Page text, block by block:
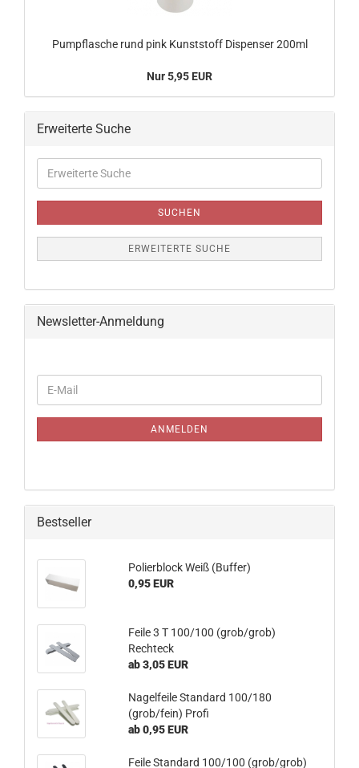
Pumpflasche rund pink Kunststoff Dispenser 200ml
Nur 5,95 EUR
Erweiterte Suche
Suche
SUCHEN
ERWEITERTE SUCHE
Newsletter-Anmeldung
ZUR
E-
Mail
ANMELDEN
Bestseller
Polierblock Weiß (Buffer)
0,95 EUR
Feile 3 T 100/100 (grob/grob)
Rechteck
ab 3,05 EUR
Nagelfeile Standard 100/180
(grob/fein) Profi
ab 0,95 EUR
Feile Standard 100/100 (grob/grob)